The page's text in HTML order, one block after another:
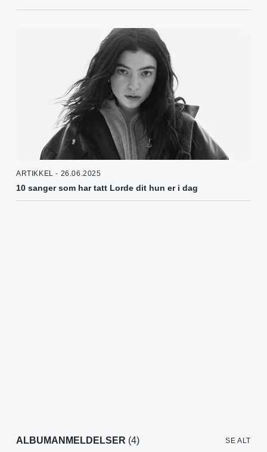
ARTIKKEL - 26.06.2025
10 sanger som har tatt Lorde dit hun er i dag
ALBUMANMELDELSER (4) SE ALT